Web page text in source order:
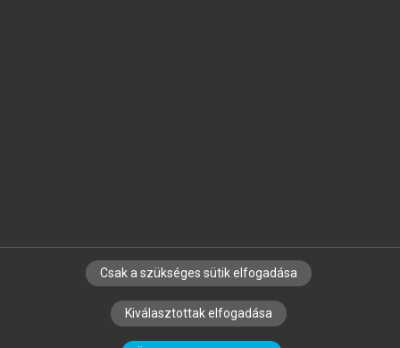
SZERZŐKNEK CÉGEKNEK KÖNYVTÁROSOKNAK
SZERKESZTÉSI ÉS LEKTORÁLÁSI ALAPELVEK
Csak a szükséges sütik elfogadása
Kiválasztottak elfogadása